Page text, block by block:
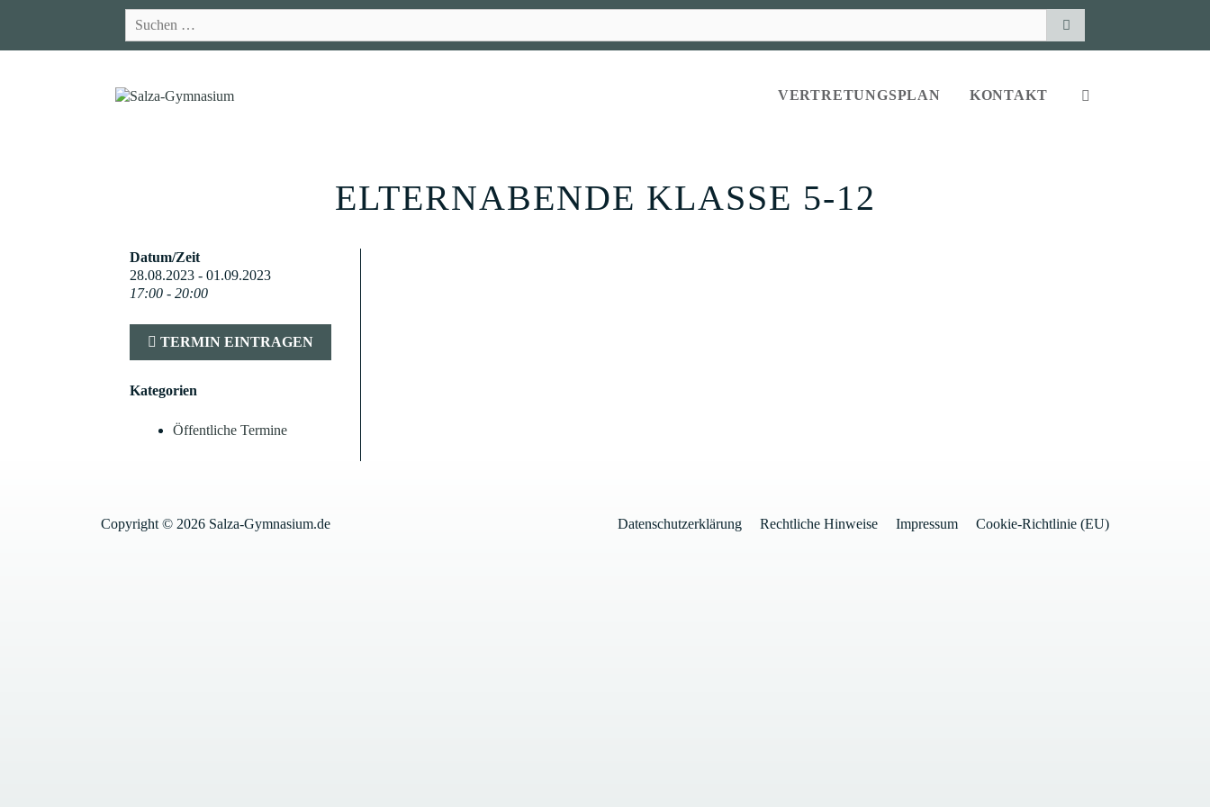
nach:
VERTRETUNGSPLAN KONTAKT
ELTERNABENDE KLASSE 5-12
Datum/Zeit
28.08.2023 - 01.09.2023
17:00 - 20:00
TERMIN EINTRAGEN
Kategorien
Öffentliche Termine
Datenschutzerklärung Rechtliche Hinweise Impressum Cookie-Richtlinie (EU)
Copyright © 2026 Salza-Gymnasium.de